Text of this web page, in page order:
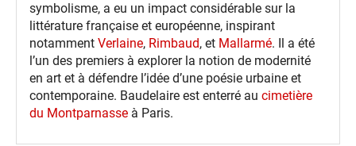
symbolisme, a eu un impact considérable sur la
littérature française et européenne, inspirant
notamment Verlaine, Rimbaud, et Mallarmé. Il a été
l’un des premiers à explorer la notion de modernité
en art et à défendre l’idée d’une poésie urbaine et
contemporaine. Baudelaire est enterré au cimetière
du Montparnasse à Paris.